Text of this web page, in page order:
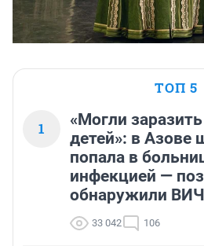
ТОП 5
1
«Могли
детей»: в Азове
попала в
инфекцией —
обнаружили ВИЧ
33 042 106